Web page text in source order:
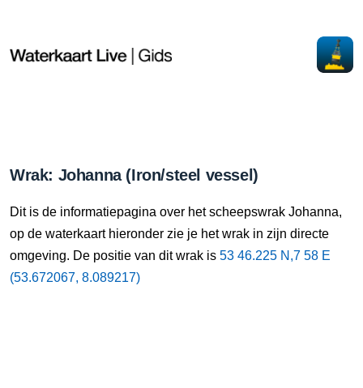
Wrak: Johanna (Iron/steel vessel)
Dit is de informatiepagina over het scheepswrak Johanna,
op de waterkaart hieronder zie je het wrak in zijn directe
omgeving. De positie van dit wrak is 53 46.225 N,7 58 E
(53.672067, 8.089217)